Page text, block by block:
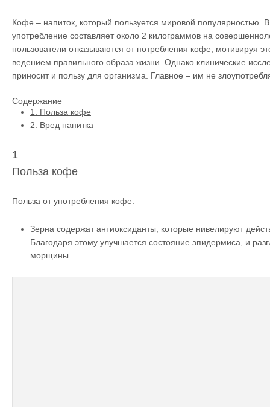
Кофе – напиток, который пользуется мировой популярностью.
употребление составляет около 2 килограммов на
пользователи отказываются от потребления кофе, мотивируя
ведением правильного образа жизни . Однако клинические
приносит и пользу для организма. Главное – им не
Содержание
1.
Польза кофе
2.
Вред напитка
1
Польза кофе
Польза от употребления кофе:
Зерна содержат антиоксиданты, которые нивелируют
Благодаря этому улучшается состояние эпидермиса, и
морщины.